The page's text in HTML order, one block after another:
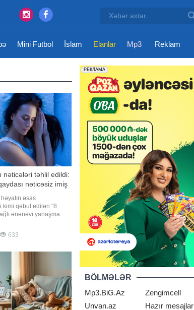
Mini Futbol İslam Elanlar Mp3 Reklam
nəticələri təhlil edildi:
nəticəsiz imiş
əsas
kimi qəbul edilən "8
ənənəvi yanaşma
görə, həm az,
artıq yuxu orqanizmin
633
BÖLMƏLƏR
Mp3.BiG.Az
Zengimcell
Unvan.az
Hazır mesajlar